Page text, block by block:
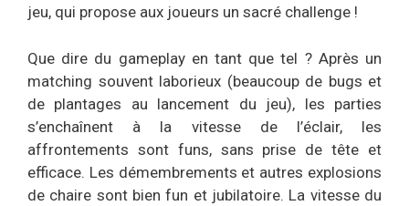
jeu, qui propose aux joueurs un sacré challenge !
Que dire du gameplay en tant que tel ? Après un
matching souvent laborieux (beaucoup de bugs et
de plantages au lancement du jeu), les parties
s’enchaînent à la vitesse de l’éclair, les
affrontements sont funs, sans prise de tête et
efficace. Les démembrements et autres explosions
de chaire sont bien fun et jubilatoire. La vitesse du